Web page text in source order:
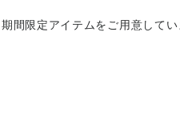
間限定アイテムをご用意して